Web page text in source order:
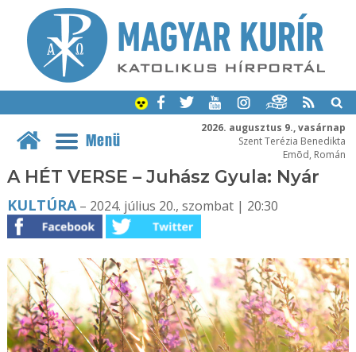
2026. augusztus 9., vasárnap
Szent Terézia Benedikta
Emõd, Román
Menü
A HÉT VERSE – Juhász Gyula: Nyár
KULTÚRA– 2024. július 20., szombat | 20:30